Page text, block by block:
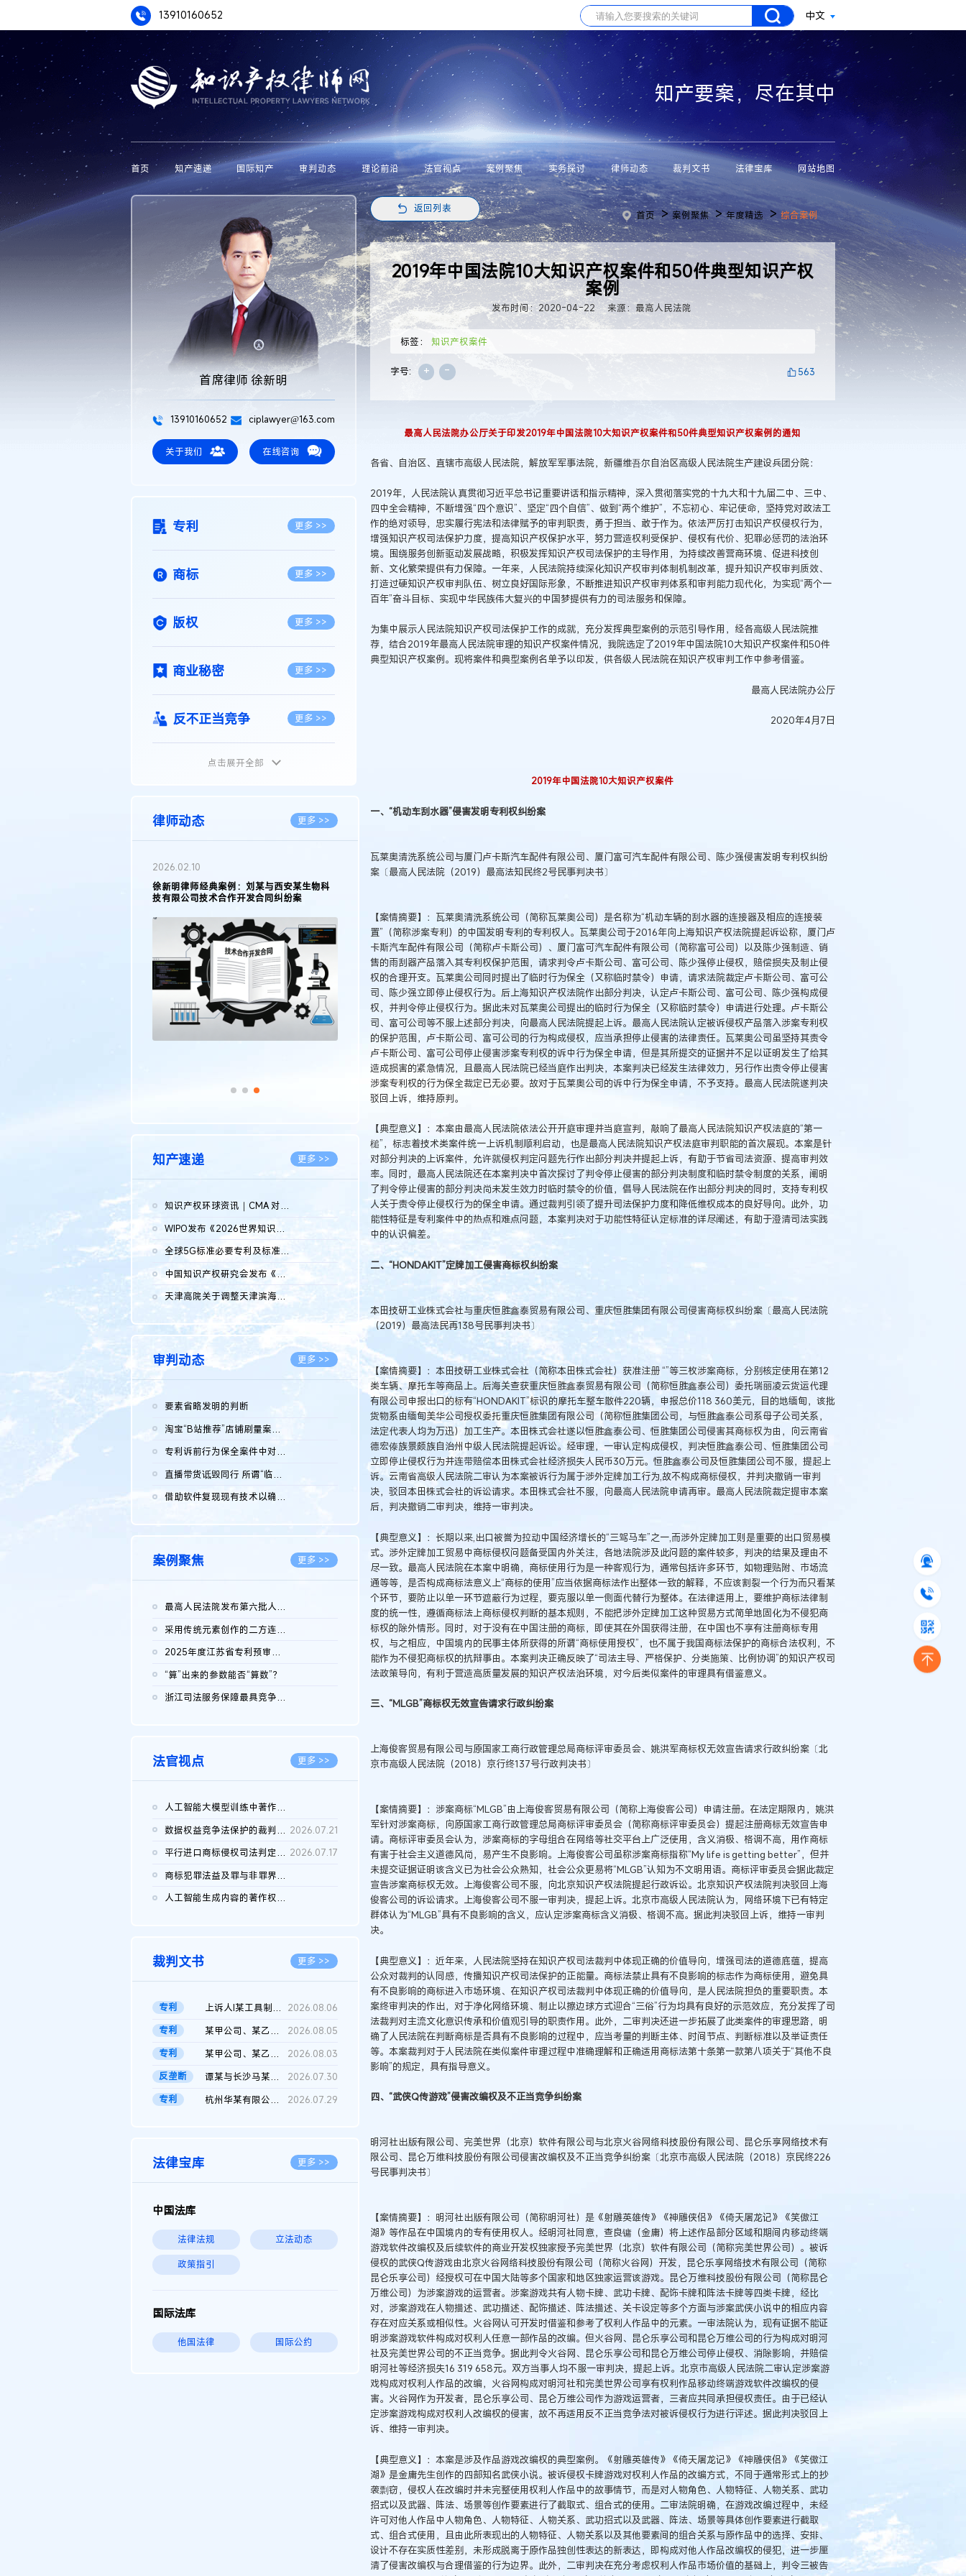
13910160652 中文
知产要案，尽在其中
首页 知产速递 国际知产 审判动态 理论前沿 法官视点 案例聚焦 实务探讨 律师动态 裁判文书 法律宝库 网站地图
首席律师 徐新明
13910160652 ciplawyer@163.com
关于我们 在线咨询
专利 更多 >>
商标 更多 >>
版权 更多 >>
商业秘密 更多 >>
反不正当竞争 更多 >>
植物新品种
地理标志 更多 >>
集成电路布图设计
传统文化 更多 >>
点击展开全部
律师动态 更多 >>
2026.02.10
徐新明律师经典案例：刘某与西安某生物科
技有限公司技术合作开发合同纠纷案
知产速递 更多 >>
知识产权环球资讯｜CMA 对微软发起调查；批量搬运二手平台数据构...
WIPO发布《2026世界知识产权报告》 含报告全文
全球5G标准必要专利及标准提案研究报告（2026年）全文发布
中国知识产权研究会发布《2025年度中国企业海外知识产权纠纷调查...
2026.08.07
天津高院关于调整天津滨海高新技术产业开发区华苑科技园一审普通...
2026.08.07
审判动态 更多 >>
要素省略发明的判断
淘宝“B站推荐”店铺刷量案维持原判，两被告连带赔偿150万元
专利诉前行为保全案件中对仿制药申请人曾作出三类声明的考量及违...
直播带货诋毁同行 所谓“临场发挥”不免责
借助软件复现现有技术以确认相关参数特征是否被公开
案例聚焦 更多 >>
最高人民法院发布第六批人民法院种业知识产权司法保护典型案例 含...
采用传统元素创作的二方连续装饰图案作品的独创性及侵权对比认定
2025年度江苏省专利预审典型案例
“算”出来的参数能否“算数”？
浙江司法服务保障最具竞争力营商环境建设典型案例（第二批）含侵...
法官视点 更多 >>
人工智能大模型训练中著作权的合理使用
2026.07.28
数据权益竞争法保护的裁判路径构建 2026.07.21
平行进口商标侵权司法判定规则的困境与纾解 2026.07.17
商标犯罪法益及罪与非罪界限研究
人工智能生成内容的著作权司法认定：演进逻辑、现实困境与规则建...
裁判文书 更多 >>
专利 上诉人I某工具制品有限公司与被上诉人程某及一审被告中华人民共和...
2026.08.06
专利
某甲公司、某乙公司、某丙公司申请诉前行为保全复议裁定书
2026.08.05
专利
某甲公司、某乙公司、官某与某丙公司专利申请权权属纠纷 二审判决...
2026.08.03
反垄断
谭某与长沙马某堆农产品股份有限公司滥用市场支配地位纠纷二审裁...
2026.07.30
专利
杭州华某有限公司与菲某有限公司侵害发明专利权纠纷 2026.07.29
法律宝库 更多 >>
中国法库
法律法规 立法动态
政策指引
国际法库
他国法律 国际公约
返回列表
首页 >案例聚焦 >年度精选 >综合案例
2019年中国法院10大知识产权案件和50件典型知识产权
案例
发布时间：2020-04-22 来源：最高人民法院
标签： 知识产权案件
字号: + - 563
最高人民法院办公厅关于印发2019年中国法院10大知识产权案件和50件典型知识产权案例的通知
各省、自治区、直辖市高级人民法院，解放军军事法院，新疆维吾尔自治区高级人民法院生产建设兵团分院：
2019年，人民法院认真贯彻习近平总书记重要讲话和指示精神，深入贯彻落实党的十九大和十九届二中、三中、
四中全会精神，不断增强“四个意识”、坚定“四个自信”、做到“两个维护”，不忘初心、牢记使命，坚持党对政法工
作的绝对领导，忠实履行宪法和法律赋予的审判职责，勇于担当、敢于作为。依法严厉打击知识产权侵权行为，
增强知识产权司法保护力度，提高知识产权保护水平，努力营造权利受保护、侵权有代价、犯罪必惩罚的法治环
境。围绕服务创新驱动发展战略，积极发挥知识产权司法保护的主导作用，为持续改善营商环境、促进科技创
新、文化繁荣提供有力保障。一年来，人民法院持续深化知识产权审判体制机制改革，提升知识产权审判质效、
打造过硬知识产权审判队伍、树立良好国际形象，不断推进知识产权审判体系和审判能力现代化，为实现“两个一
百年”奋斗目标、实现中华民族伟大复兴的中国梦提供有力的司法服务和保障。
为集中展示人民法院知识产权司法保护工作的成就，充分发挥典型案例的示范引导作用，经各高级人民法院推
荐，结合2019年最高人民法院审理的知识产权案件情况，我院选定了2019年中国法院10大知识产权案件和50件
典型知识产权案例。现将案件和典型案例名单予以印发，供各级人民法院在知识产权审判工作中参考借鉴。
最高人民法院办公厅
2020年4月7日
2019年中国法院10大知识产权案件
一、“机动车刮水器”侵害发明专利权纠纷案
瓦莱奥清洗系统公司与厦门卢卡斯汽车配件有限公司、厦门富可汽车配件有限公司、陈少强侵害发明专利权纠纷
案〔最高人民法院（2019）最高法知民终2号民事判决书〕
【案情摘要】：瓦莱奥清洗系统公司（简称瓦莱奥公司）是名称为“机动车辆的刮水器的连接器及相应的连接装
置”（简称涉案专利）的中国发明专利的专利权人。瓦莱奥公司于2016年向上海知识产权法院提起诉讼称，厦门卢
卡斯汽车配件有限公司（简称卢卡斯公司）、厦门富可汽车配件有限公司（简称富可公司）以及陈少强制造、销
售的雨刮器产品落入其专利权保护范围，请求判令卢卡斯公司、富可公司、陈少强停止侵权，赔偿损失及制止侵
权的合理开支。瓦莱奥公司同时提出了临时行为保全（又称临时禁令）申请，请求法院裁定卢卡斯公司、富可公
司、陈少强立即停止侵权行为。后上海知识产权法院作出部分判决，认定卢卡斯公司、富可公司、陈少强构成侵
权，并判令停止侵权行为。据此未对瓦莱奥公司提出的临时行为保全（又称临时禁令）申请进行处理。卢卡斯公
司、富可公司等不服上述部分判决，向最高人民法院提起上诉。最高人民法院认定被诉侵权产品落入涉案专利权
的保护范围，卢卡斯公司、富可公司的行为构成侵权，应当承担停止侵害的法律责任。瓦莱奥公司虽坚持其责令
卢卡斯公司、富可公司停止侵害涉案专利权的诉中行为保全申请，但是其所提交的证据并不足以证明发生了给其
造成损害的紧急情况，且最高人民法院已经当庭作出判决，本案判决已经发生法律效力，另行作出责令停止侵害
涉案专利权的行为保全裁定已无必要。故对于瓦莱奥公司的诉中行为保全申请，不予支持。最高人民法院遂判决
驳回上诉，维持原判。
【典型意义】：本案由最高人民法院依法公开开庭审理并当庭宣判，敲响了最高人民法院知识产权法庭的“第一
槌”，标志着技术类案件统一上诉机制顺利启动，也是最高人民法院知识产权法庭审判职能的首次展现。本案是针
对部分判决的上诉案件，允许就侵权判定问题先行作出部分判决并提起上诉，有助于节省司法资源、提高审判效
率。同时，最高人民法院还在本案判决中首次探讨了判令停止侵害的部分判决制度和临时禁令制度的关系，阐明
了判令停止侵害的部分判决尚未发生效力时临时禁令的价值，倡导人民法院在作出部分判决的同时，支持专利权
人关于责令停止侵权行为的保全申请。通过裁判引领了提升司法保护力度和降低维权成本的良好导向。此外，功
能性特征是专利案件中的热点和难点问题，本案判决对于功能性特征认定标准的详尽阐述，有助于澄清司法实践
中的认识偏差。
二、“HONDAKIT”定牌加工侵害商标权纠纷案
本田技研工业株式会社与重庆恒胜鑫泰贸易有限公司、重庆恒胜集团有限公司侵害商标权纠纷案〔最高人民法院
（2019）最高法民再138号民事判决书〕
【案情摘要】：本田技研工业株式会社（简称本田株式会社）获准注册 “”等三枚涉案商标，分别核定使用在第12
类车辆、摩托车等商品上。后海关查获重庆恒胜鑫泰贸易有限公司（简称恒胜鑫泰公司）委托瑞丽凌云货运代理
有限公司申报出口的标有“HONDAKIT”标识的摩托车整车散件220辆，申报总价118 360美元，目的地缅甸，该批
货物系由缅甸美华公司授权委托重庆恒胜集团有限公司（简称恒胜集团公司，与恒胜鑫泰公司系母子公司关系，
法定代表人均为万迅）加工生产。本田株式会社遂以恒胜鑫泰公司、恒胜集团公司侵害其商标权为由，向云南省
德宏傣族景颇族自治州中级人民法院提起诉讼。经审理，一审认定构成侵权，判决恒胜鑫泰公司、恒胜集团公司
立即停止侵权行为并连带赔偿本田株式会社经济损失人民币30万元。恒胜鑫泰公司及恒胜集团公司不服，提起上
诉。云南省高级人民法院二审认为本案被诉行为属于涉外定牌加工行为,故不构成商标侵权，并判决撤销一审判
决，驳回本田株式会社的诉讼请求。本田株式会社不服，向最高人民法院申请再审。最高人民法院裁定提审本案
后，判决撤销二审判决，维持一审判决。
【典型意义】：长期以来,出口被誉为拉动中国经济增长的“三驾马车”之一,而涉外定牌加工则是重要的出口贸易模
式。涉外定牌加工贸易中商标侵权问题备受国内外关注，各地法院涉及此问题的案件较多，判决的结果及理由不
尽一致。最高人民法院在本案中明确，商标使用行为是一种客观行为，通常包括许多环节，如物理贴附、市场流
通等等，是否构成商标法意义上“商标的使用”应当依据商标法作出整体一致的解释，不应该割裂一个行为而只看某
个环节，要防止以单一环节遮蔽行为过程，要克服以单一侧面代替行为整体。在法律适用上，要维护商标法律制
度的统一性，遵循商标法上商标侵权判断的基本规则，不能把涉外定牌加工这种贸易方式简单地固化为不侵犯商
标权的除外情形。同时，对于没有在中国注册的商标，即使其在外国获得注册，在中国也不享有注册商标专用
权，与之相应，中国境内的民事主体所获得的所谓“商标使用授权”，也不属于我国商标法保护的商标合法权利，不
能作为不侵犯商标权的抗辩事由。本案判决正确反映了“司法主导、严格保护、分类施策、比例协调”的知识产权司
法政策导向，有利于营造高质量发展的知识产权法治环境，对今后类似案件的审理具有借鉴意义。
三、“MLGB”商标权无效宣告请求行政纠纷案
上海俊客贸易有限公司与原国家工商行政管理总局商标评审委员会、姚洪军商标权无效宣告请求行政纠纷案〔北
京市高级人民法院（2018）京行终137号行政判决书〕
【案情摘要】：涉案商标“MLGB”由上海俊客贸易有限公司（简称上海俊客公司）申请注册。在法定期限内，姚洪
军针对涉案商标，向原国家工商行政管理总局商标评审委员会（简称商标评审委员会）提起注册商标无效宣告申
请。商标评审委员会认为，涉案商标的字母组合在网络等社交平台上广泛使用，含义消极、格调不高，用作商标
有害于社会主义道德风尚，易产生不良影响。上海俊客公司虽称涉案商标指称“My life is getting better”，但并
未提交证据证明该含义已为社会公众熟知，社会公众更易将“MLGB”认知为不文明用语。商标评审委员会据此裁定
宣告涉案商标权无效。上海俊客公司不服，向北京知识产权法院提起行政诉讼。北京知识产权法院判决驳回上海
俊客公司的诉讼请求。上海俊客公司不服一审判决，提起上诉。北京市高级人民法院认为，网络环境下已有特定
群体认为“MLGB”具有不良影响的含义，应认定涉案商标含义消极、格调不高。据此判决驳回上诉，维持一审判
决。
【典型意义】：近年来，人民法院坚持在知识产权司法裁判中体现正确的价值导向，增强司法的道德底蕴，提高
公众对裁判的认同感，传播知识产权司法保护的正能量。商标法禁止具有不良影响的标志作为商标使用，避免具
有不良影响的商标进入市场环境、在知识产权司法裁判中体现正确的价值导向，是人民法院担负的重要职责。本
案终审判决的作出，对于净化网络环境、制止以擦边球方式迎合“三俗”行为均具有良好的示范效应，充分发挥了司
法裁判对主流文化意识传承和价值观引导的职责作用。此外，二审判决还进一步拓展了此类案件的审理思路，明
确了人民法院在判断商标是否具有不良影响的过程中，应当考量的判断主体、时间节点、判断标准以及举证责任
等。本案裁判对于人民法院在类似案件审理过程中准确理解和正确适用商标法第十条第一款第八项关于“其他不良
影响”的规定，具有指导意义。
四、“武侠Q传游戏”侵害改编权及不正当竞争纠纷案
明河社出版有限公司、完美世界（北京）软件有限公司与北京火谷网络科技股份有限公司、昆仑乐享网络技术有
限公司、昆仑万维科技股份有限公司侵害改编权及不正当竞争纠纷案〔北京市高级人民法院（2018）京民终226
号民事判决书〕
【案情摘要】：明河社出版有限公司（简称明河社）是《射雕英雄传》《神雕侠侣》《倚天屠龙记》《笑傲江
湖》等作品在中国境内的专有使用权人。经明河社同意，查良镛（金庸）将上述作品部分区域和期间内移动终端
游戏软件改编权及后续软件的商业开发权独家授予完美世界（北京）软件有限公司（简称完美世界公司）。被诉
侵权的武侠Q传游戏由北京火谷网络科技股份有限公司（简称火谷网）开发，昆仑乐享网络技术有限公司（简称
昆仑乐享公司）经授权可在中国大陆等多个国家和地区独家运营该游戏。昆仑万维科技股份有限公司（简称昆仑
万维公司）为涉案游戏的运营者。涉案游戏共有人物卡牌、武功卡牌、配饰卡牌和阵法卡牌等四类卡牌，经比
对，涉案游戏在人物描述、武功描述、配饰描述、阵法描述、关卡设定等多个方面与涉案武侠小说中的相应内容
存在对应关系或相似性。火谷网认可开发时借鉴和参考了权利人作品中的元素。一审法院认为，现有证据不能证
明涉案游戏软件构成对权利人任意一部作品的改编。但火谷网、昆仑乐享公司和昆仑万维公司的行为构成对明河
社及完美世界公司的不正当竞争。据此判令火谷网、昆仑乐享公司和昆仑万维公司停止侵权、消除影响，并赔偿
明河社等经济损失16 319 658元。双方当事人均不服一审判决，提起上诉。北京市高级人民法院二审认定涉案游
戏构成对权利人作品的改编，火谷网构成对明河社和完美世界公司享有权利作品移动终端游戏软件改编权的侵
害。火谷网作为开发者，昆仑乐享公司、昆仑万维公司作为游戏运营者，三者应共同承担侵权责任。由于已经认
定涉案游戏构成对权利人改编权的侵害，故不再适用反不正当竞争法对被诉侵权行为进行评述。据此判决驳回上
诉、维持一审判决。
【典型意义】：本案是涉及作品游戏改编权的典型案例。《射雕英雄传》《倚天屠龙记》《神雕侠侣》《笑傲江
湖》是金庸先生创作的四部知名武侠小说。被诉侵权卡牌游戏对权利人作品的改编方式，不同于通常形式上的抄
袭剽窃，侵权人在改编时并未完整使用权利人作品中的故事情节，而是对人物角色、人物特征、人物关系、武功
招式以及武器、阵法、场景等创作要素进行了截取式、组合式的使用。二审法院明确，在游戏改编过程中，未经
许可对他人作品中人物角色、人物特征、人物关系、武功招式以及武器、阵法、场景等具体创作要素进行截取
式、组合式使用，且由此所表现出的人物特征、人物关系以及其他要素间的组合关系与原作品中的选择、安排、
设计不存在实质性差别，未形成脱离于原作品独创性表达的新表达，即构成对他人作品改编权的侵犯，进一步厘
清了侵害改编权与合理借鉴的行为边界。此外，二审判决在充分考虑权利人作品市场价值的基础上，判令三被告